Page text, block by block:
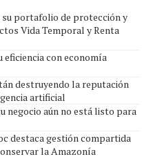
portafolio de protección y
Vida Temporal y Renta
eficiencia con economía
destruyendo la reputación
artificial
negocio aún no está listo para
destaca gestión compartida
la Amazonía